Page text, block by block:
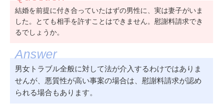
結婚を前提に付き合っていたはずの男性に、実は妻子がいま
した。とても相手を許すことはできません。慰謝料請求でき
るでしょうか。
男女トラブル全般に対して法が介入するわけではありま
せんが、悪質性が高い事案の場合は、慰謝料請求が認め
られる場合もあります。